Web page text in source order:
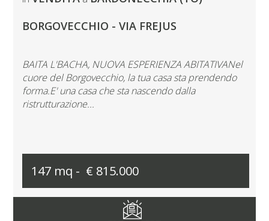
BORGOVECCHIO - VIA FREJUS
BAITA L'BACHA, NUOVA ESPERIENZA ABITATIVANel
cuore del Borgovecchio, la tua casa sta prendendo
forma.E' una casa che sta nascendo dalla
ristrutturazione...
147 mq - € 815.000